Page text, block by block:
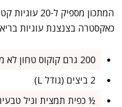
המתכון מספיק
כאקסטרה בצנצנת עוגיות
200 גרם קוקוס טחון לא ממותק
2 ביצים (גודל L)
½ כפית תמצית וניל